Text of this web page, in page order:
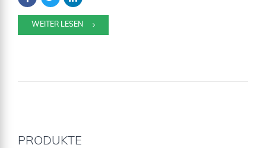
WEITER LESEN
PRODUKTE